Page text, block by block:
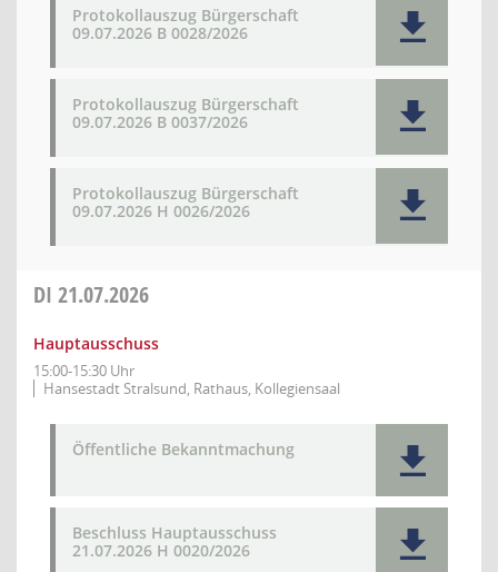
Protokollauszug Bürgerschaft
09.07.2026 B 0028/2026
Protokollauszug Bürgerschaft
09.07.2026 B 0037/2026
Protokollauszug Bürgerschaft
09.07.2026 H 0026/2026
DI 21.07.2026
Hauptausschuss
15:00-15:30 Uhr
Hansestadt Stralsund, Rathaus, Kollegiensaal
Öffentliche Bekanntmachung
Beschluss Hauptausschuss
21.07.2026 H 0020/2026